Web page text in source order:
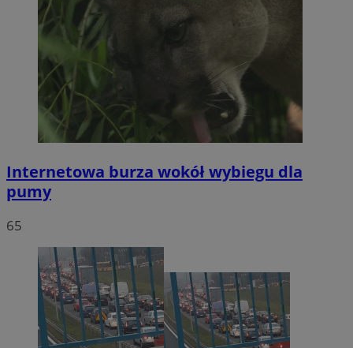
Internetowa burza wokół wybiegu dla
pumy
65